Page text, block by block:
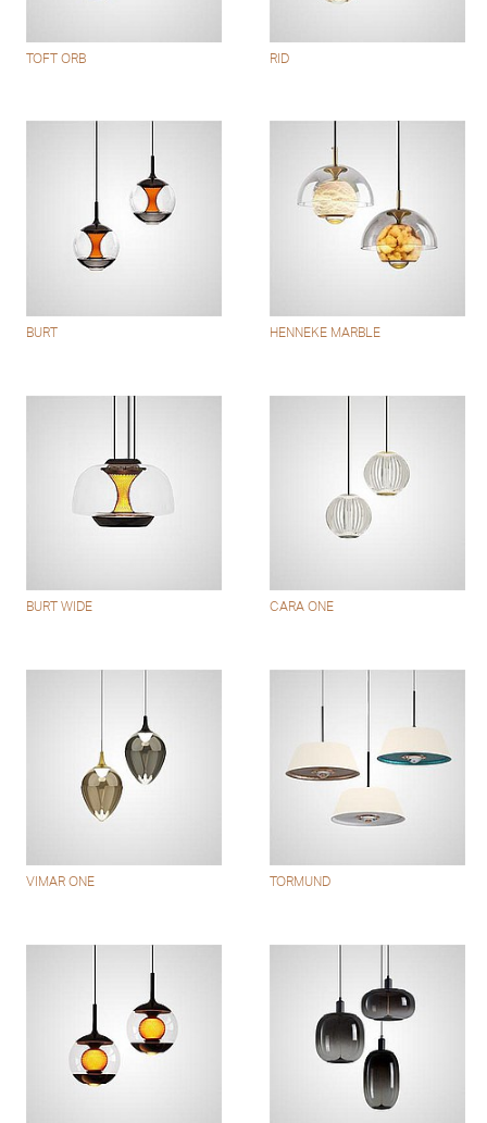
TOFT ORB RID
BURT HENNEKE MARBLE
BURT WIDE CARA ONE
VIMAR ONE TORMUND